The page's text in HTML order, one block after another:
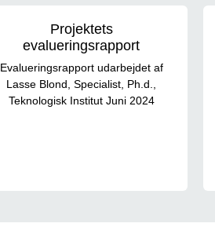
Projektets
evalueringsrapport
Evalueringsrapport udarbejdet af
Lasse Blond, Specialist, Ph.d.,
Teknologisk Institut Juni 2024